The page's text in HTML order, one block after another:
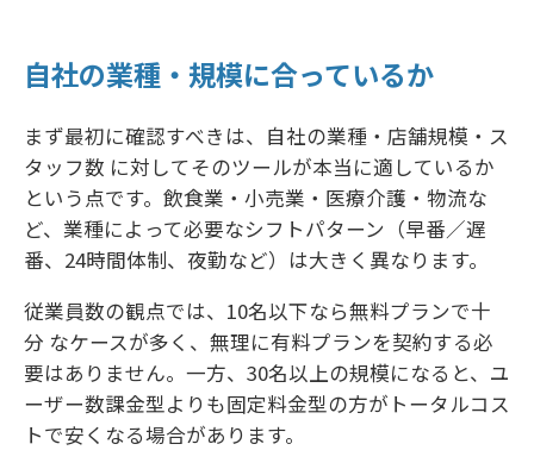
自社の業種・規模に合っているか
まず最初に確認すべきは、自社の業種・店舗規模・ス
タッフ数 に対してそのツールが本当に適しているか
という点です。飲食業・小売業・医療介護・物流な
ど、業種によって必要なシフトパターン（早番／遅
番、24時間体制、夜勤など）は大きく異なります。
従業員数の観点では、10名以下なら無料プランで十
分 なケースが多く、無理に有料プランを契約する必
要はありません。一方、30名以上の規模になると、ユ
ーザー数課金型よりも固定料金型の方がトータルコス
トで安くなる場合があります。